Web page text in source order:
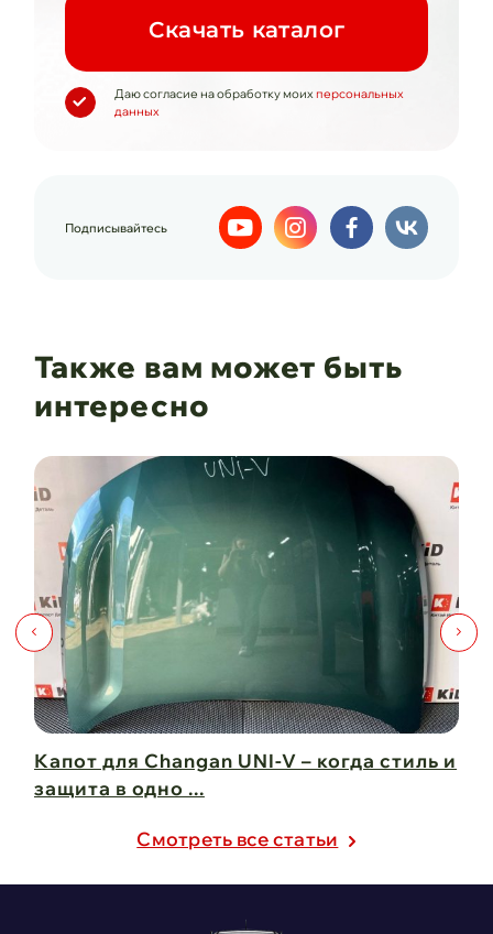
Cкачать каталог
Даю согласие на обработку моих персональных
данных
Подписывайтесь
Также вам может быть
интересно
Капот для Changan UNI-V – когда стиль и
защита в одно ...
Cмотреть все статьи